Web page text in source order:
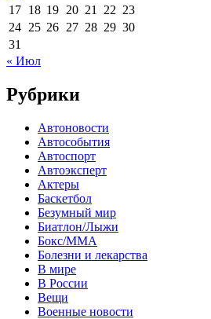
17 18 19 20 21 22 23
24 25 26 27 28 29 30
31
« Июл
Рубрики
Автоновости
Автособытия
Автоспорт
Автоэксперт
Актеры
Баскетбол
Безумный мир
Биатлон/Лыжи
Бокс/MMA
Болезни и лекарства
В мире
В России
Вещи
Военные новости